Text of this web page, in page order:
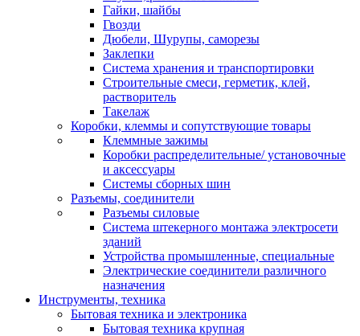
Гайки, шайбы
Гвозди
Дюбели, Шурупы, саморезы
Заклепки
Система хранения и транспортировки
Строительные смеси, герметик, клей,
растворитель
Такелаж
Коробки, клеммы и сопутствующие товары
Клеммные зажимы
Коробки распределительные/ установочные
и аксессуары
Системы сборных шин
Разъемы, соединители
Разъемы силовые
Система штекерного монтажа электросети
зданий
Устройства промышленные, специальные
Электрические соединители различного
назначения
Инструменты, техника
Бытовая техника и электроника
Бытовая техника крупная